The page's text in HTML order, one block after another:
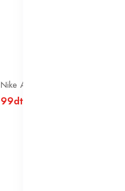
Nike Air Max Camden Slide Hyper
99dt